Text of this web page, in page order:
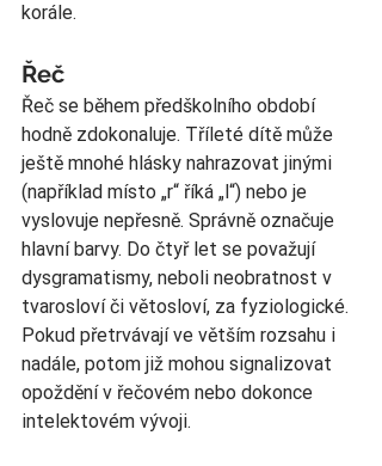
korále.
Řeč
Řeč se během předškolního období
hodně zdokonaluje. Tříleté dítě může
ještě mnohé hlásky nahrazovat jinými
(například místo „r“ říká „l“) nebo je
vyslovuje nepřesně. Správně označuje
hlavní barvy. Do čtyř let se považují
dysgramatismy, neboli neobratnost v
tvarosloví či větosloví, za fyziologické.
Pokud přetrvávají ve větším rozsahu i
nadále, potom již mohou signalizovat
opoždění v řečovém nebo dokonce
intelektovém vývoji.